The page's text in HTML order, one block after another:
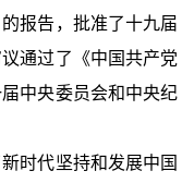
报告，批准了十九届
通过了《中国共产党
中央委员会和中央纪
时代坚持和发展中国